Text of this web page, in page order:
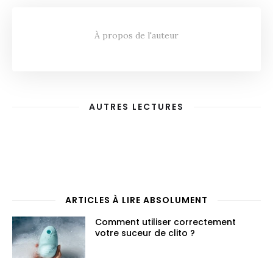
À propos de l'auteur
AUTRES LECTURES
ARTICLES À LIRE ABSOLUMENT
Comment utiliser correctement
votre suceur de clito ?